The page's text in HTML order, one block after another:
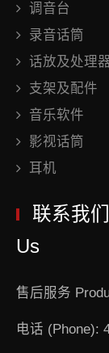
调音台
录音话筒
话放及处理
支架及配件
音乐软件
影视话筒
耳机
联系我
Us
售后服务
电话 (Phone):